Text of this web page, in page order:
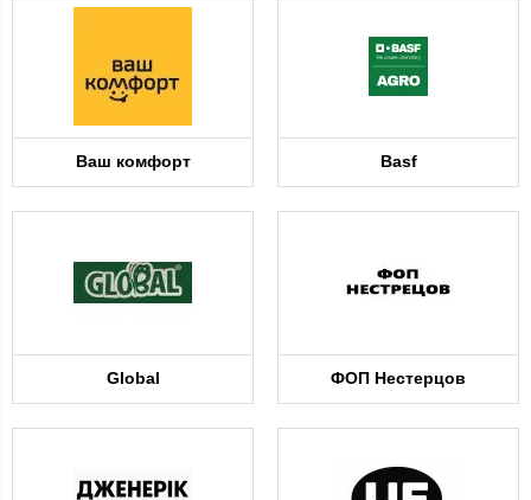
Ваш комфорт Basf
Global ФОП Нестерцов